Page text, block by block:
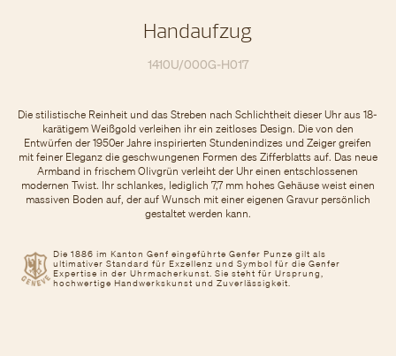
Handaufzug
1410U/000G-H017
Die 1886 im Kanton Genf eingeführte Genfer Punze gilt als
ultimativer Standard für Exzellenz und Symbol für die Genfer
Expertise in der Uhrmacherkunst. Sie steht für Ursprung,
hochwertige Handwerkskunst und Zuverlässigkeit.
Die stilistische Reinheit und das Streben nach Schlichtheit dieser Uhr aus 18-
karätigem Weißgold verleihen ihr ein zeitloses Design. Die von den
Entwürfen der 1950er Jahre inspirierten Stundenindizes und Zeiger greifen
mit feiner Eleganz die geschwungenen Formen des Zifferblatts auf. Das neue
Armband in frischem Olivgrün verleiht der Uhr einen entschlossenen
modernen Twist. Ihr schlankes, lediglich 7,7 mm hohes Gehäuse weist einen
massiven Boden auf, der auf Wunsch mit einer eigenen Gravur persönlich
gestaltet werden kann.